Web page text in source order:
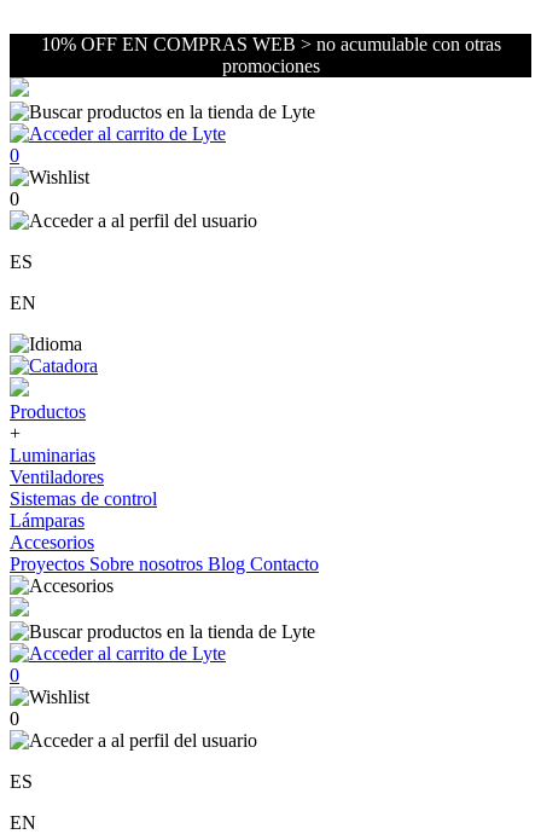
10% OFF EN COMPRAS WEB > no acumulable con otras
promociones
0
0
ES
EN
Productos
+
Luminarias
Ventiladores
Sistemas de control
Lámparas
Accesorios
Proyectos Sobre nosotros Blog Contacto
0
0
ES
EN